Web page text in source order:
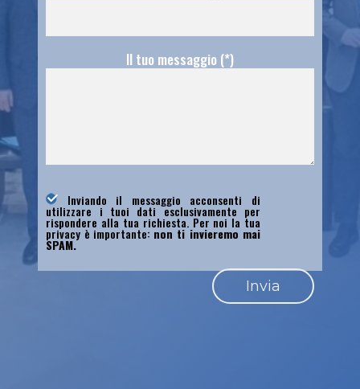
Il tuo messaggio (*)
Inviando il messaggio acconsenti di
utilizzare i tuoi dati esclusivamente per
rispondere alla tua richiesta. Per noi la tua
privacy è importante: non ti invieremo mai
SPAM.